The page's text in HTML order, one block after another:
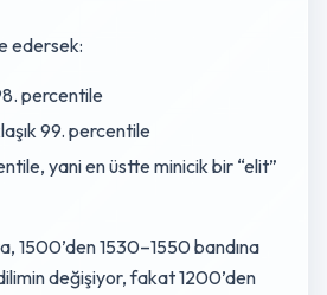
edersek:
percentile
99. percentile
yani en üstte minicik bir “elit”
1500’den 1530–1550 bandına
değişiyor, fakat 1200’den